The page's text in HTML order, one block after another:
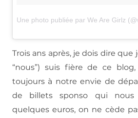
Une photo publiée par We Are Girlz
Trois ans après, je dois dire que
“nous”) suis fière de ce
toujours à notre envie de
de billets sponso qui nous
quelques euros, on ne cède